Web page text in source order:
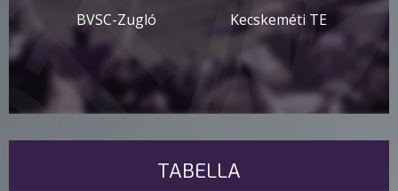
BVSC-Zugló Kecskeméti TE
TABELLA